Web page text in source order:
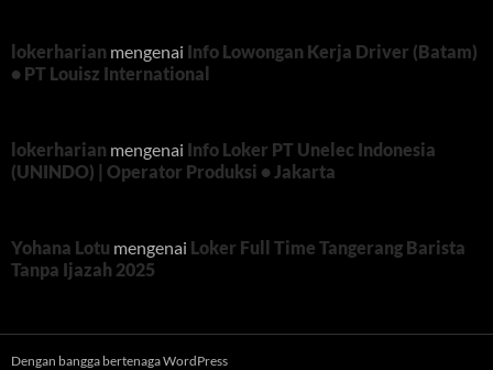
lokerharian mengenai Info Lowongan Kerja Driver (Batam)
• PT Louisz International
lokerharian mengenai Info Loker PT Unelec Indonesia
(UNINDO) | Operator Produksi • Jakarta
Yohana Lotu mengenai Loker Full Time Tangerang Barista
Tanpa Ijazah 2025
Dengan bangga bertenaga WordPress